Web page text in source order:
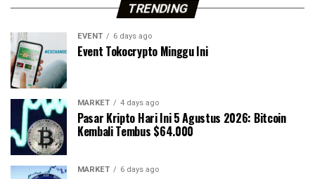
TRENDING
EVENT 6 days ago
Event Tokocrypto Minggu Ini
MARKET 4 days ago
Pasar Kripto Hari Ini 5 Agustus 2026: Bitcoin
Kembali Tembus $64.000
MARKET 6 days ago